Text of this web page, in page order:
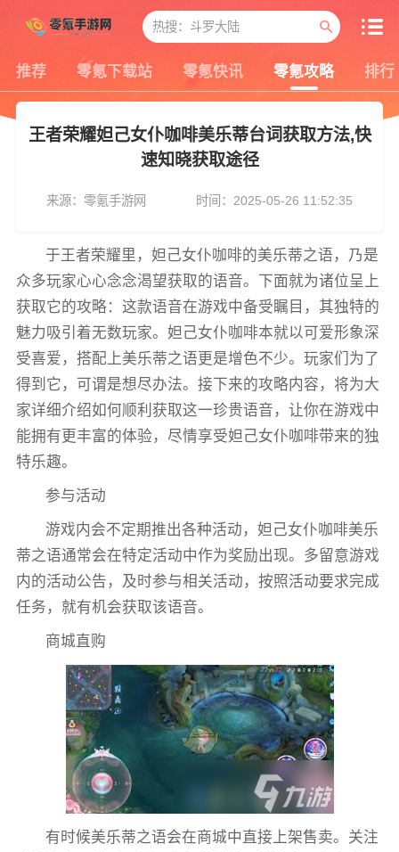
推荐 零氪下载站 零氪快讯 零氪攻略 排行
王者荣耀妲己女仆咖啡美乐蒂台词获取方法,快
速知晓获取途径
来源：零氪手游网 时间：2025-05-26 11:52:35
于王者荣耀里，妲己女仆咖啡的美乐蒂之语，乃是
众多玩家心心念念渴望获取的语音。下面就为诸位呈上
获取它的攻略：这款语音在游戏中备受瞩目，其独特的
魅力吸引着无数玩家。妲己女仆咖啡本就以可爱形象深
受喜爱，搭配上美乐蒂之语更是增色不少。玩家们为了
得到它，可谓是想尽办法。接下来的攻略内容，将为大
家详细介绍如何顺利获取这一珍贵语音，让你在游戏中
能拥有更丰富的体验，尽情享受妲己女仆咖啡带来的独
特乐趣。
参与活动
游戏内会不定期推出各种活动，妲己女仆咖啡美乐
蒂之语通常会在特定活动中作为奖励出现。多留意游戏
内的活动公告，及时参与相关活动，按照活动要求完成
任务，就有机会获取该语音。
商城直购
有时候美乐蒂之语会在商城中直接上架售卖。关注